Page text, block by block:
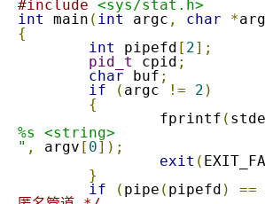
#include <sys/stat.h>
int
main ( int argc , char *
{
int
pipefd [ 2];
pid_t
cpid ;
char buf ;
if
( argc != 2 )
{
		fprintf
(
%s <string>
" , argv [ 0]);
exit (
}
if
( pipe ( pipefd ) ==